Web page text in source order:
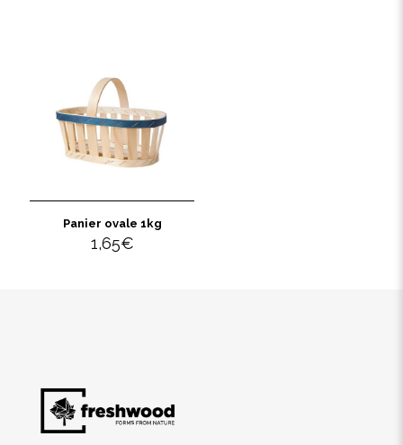
Panier ovale 1kg
1,65€